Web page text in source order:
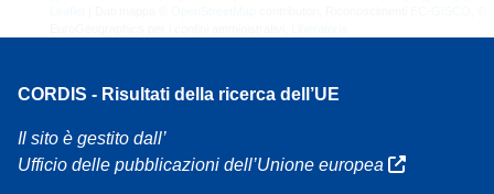
CORDIS - Risultati della ricerca dell’UE
Il sito è gestito dall’
Ufficio delle pubblicazioni dell’Unione europea